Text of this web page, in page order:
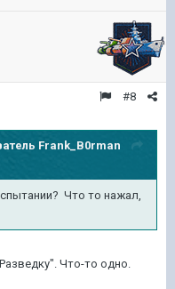
#8
Frank_B0rman
Что то нажал,
Что-то одно.